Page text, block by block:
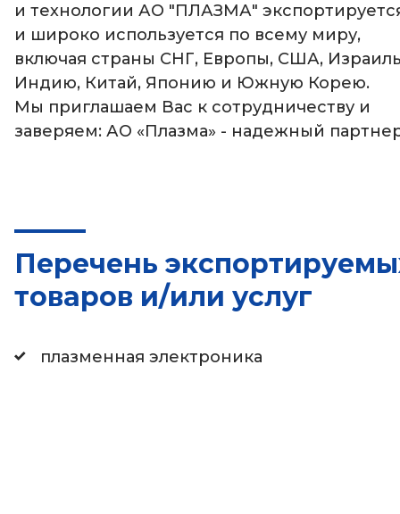
и технологии АО "ПЛАЗМА"
и широко используется по всему миру,
включая страны СНГ, Европы, США,
Индию, Китай, Японию и Южную Корею.
Мы приглашаем Вас к сотрудничеству и
заверяем: АО «Плазма» - надежный
Перечень
товаров и/или услуг
плазменная электроника